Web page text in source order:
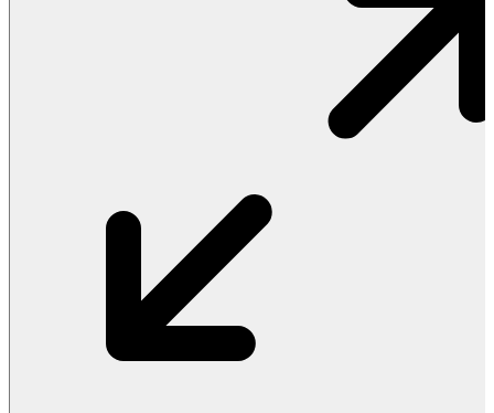
Thiết Bị Nước STIEBEL ELTRON
Thiết Bị Nước TÂN Á ĐẠI THÀNH